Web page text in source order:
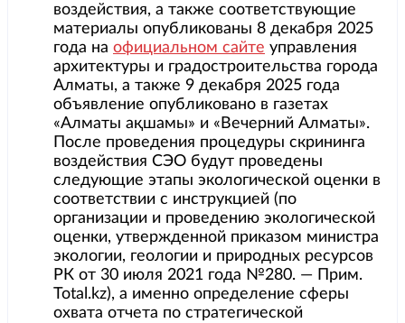
воздействия, а также соответствующие
материалы опубликованы 8 декабря 2025
года на официальном сайте управления
архитектуры и градостроительства города
Алматы, а также 9 декабря 2025 года
объявление опубликовано в газетах
«Алматы ақшамы» и «Вечерний Алматы».
После проведения процедуры скрининга
воздействия СЭО будут проведены
следующие этапы экологической оценки в
соответствии с инструкцией (по
организации и проведению экологической
оценки, утвержденной приказом министра
экологии, геологии и природных ресурсов
РК от 30 июля 2021 года №280. — Прим.
Total.kz), а именно определение сферы
охвата отчета по стратегической